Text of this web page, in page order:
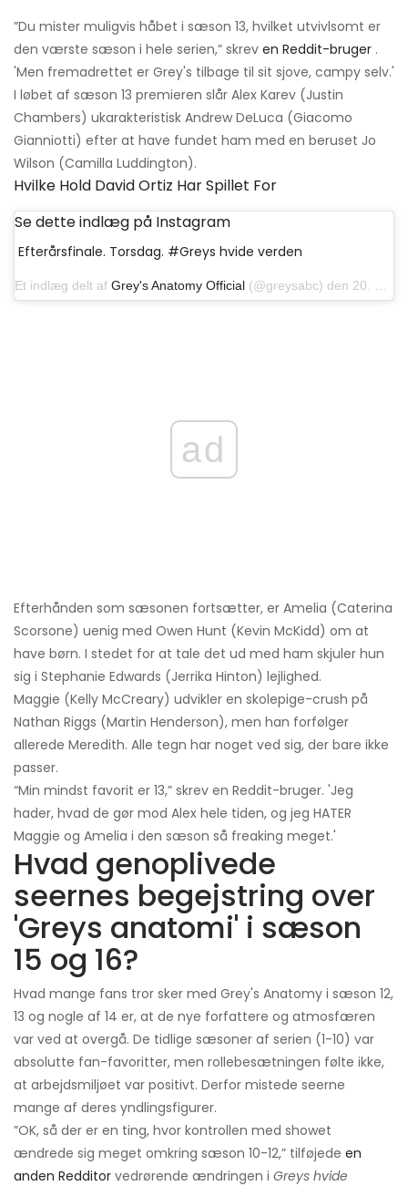
”Du mister muligvis håbet i sæson 13, hvilket utvivlsomt er
den værste sæson i hele serien,” skrev en Reddit-bruger .
'Men fremadrettet er Grey's tilbage til sit sjove, campy selv.'
I løbet af sæson 13 premieren slår Alex Karev (Justin
Chambers) ukarakteristisk Andrew DeLuca (Giacomo
Gianniotti) efter at have fundet ham med en beruset Jo
Wilson (Camilla Luddington).
Hvilke Hold David Ortiz Har Spillet For
Se dette indlæg på Instagram
Efterårsfinale. Torsdag. #Greys hvide verden
Et indlæg delt af Grey's Anatomy Official (@greysabc) den 20. november 2019 kl. 9:00 PST
ad
Efterhånden som sæsonen fortsætter, er Amelia (Caterina
Scorsone) uenig med Owen Hunt (Kevin McKidd) om at
have børn. I stedet for at tale det ud med ham skjuler hun
sig i Stephanie Edwards (Jerrika Hinton) lejlighed.
Maggie (Kelly McCreary) udvikler en skolepige-crush på
Nathan Riggs (Martin Henderson), men han forfølger
allerede Meredith. Alle tegn har noget ved sig, der bare ikke
passer.
“Min mindst favorit er 13,” skrev en Reddit-bruger. 'Jeg
hader, hvad de gør mod Alex hele tiden, og jeg HATER
Maggie og Amelia i den sæson så freaking meget.'
Hvad genoplivede
seernes begejstring over
'Greys anatomi' i sæson
15 og 16?
Hvad mange fans tror sker med Grey's Anatomy i sæson 12,
13 og nogle af 14 er, at de nye forfattere og atmosfæren
var ved at overgå. De tidlige sæsoner af serien (1-10) var
absolutte fan-favoritter, men rollebesætningen følte ikke,
at arbejdsmiljøet var positivt. Derfor mistede seerne
mange af deres yndlingsfigurer.
”OK, så der er en ting, hvor kontrollen med showet
ændrede sig meget omkring sæson 10-12,” tilføjede en
anden Redditor vedrørende ændringen i Greys hvide